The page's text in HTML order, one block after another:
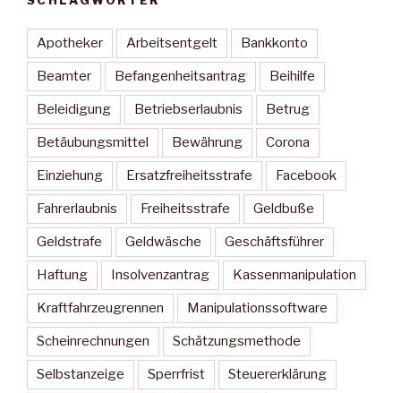
Apotheker Arbeitsentgelt Bankkonto
Beamter Befangenheitsantrag Beihilfe
Beleidigung Betriebserlaubnis Betrug
Betäubungsmittel Bewährung Corona
Einziehung Ersatzfreiheitsstrafe Facebook
Fahrerlaubnis Freiheitsstrafe Geldbuße
Geldstrafe Geldwäsche Geschäftsführer
Haftung Insolvenzantrag Kassenmanipulation
Kraftfahrzeugrennen Manipulationssoftware
Scheinrechnungen Schätzungsmethode
Selbstanzeige Sperrfrist Steuererklärung